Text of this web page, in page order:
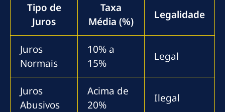
Tipo de
Juros
Taxa
Média (%)
Legalidade
Juros
Normais
10% a
15%
Legal
Juros
Abusivos
Acima de
20%
Ilegal